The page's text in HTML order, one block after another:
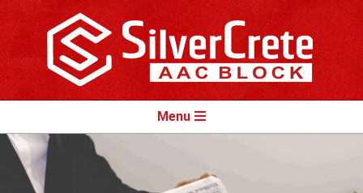
Skip
content
Navigation
Menu
Menu